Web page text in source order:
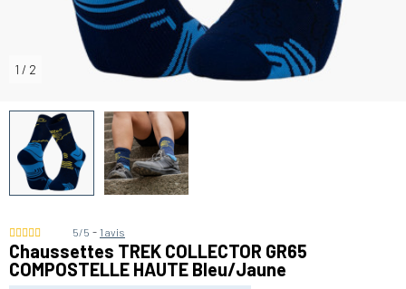
1 / 2
5/5 - 1 avis
Chaussettes TREK COLLECTOR GR65
COMPOSTELLE HAUTE Bleu/Jaune